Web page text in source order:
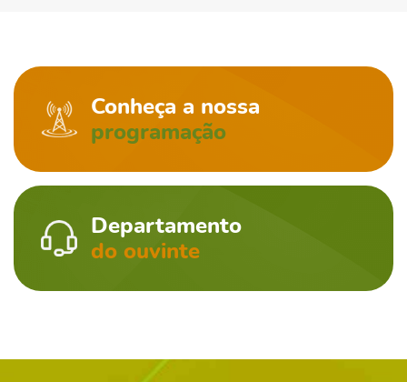
Conheça a nossa
programação
Departamento
do ouvinte